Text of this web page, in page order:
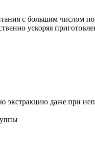
с большим числом
ускоряя
экстракцию даже при